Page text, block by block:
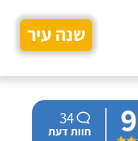
שנה עיר
34
חוות דעת